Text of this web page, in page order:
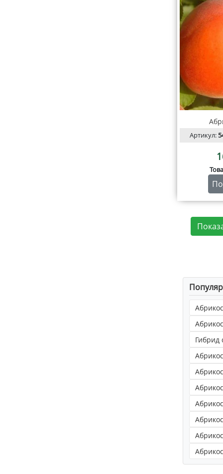
Гибрид
Артикул: